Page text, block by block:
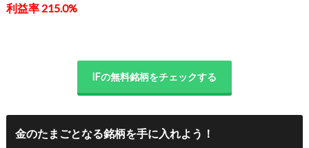
利益率 215.0%
IFの無料銘柄をチェックする
金のたまごとなる銘柄を手に入れよう！